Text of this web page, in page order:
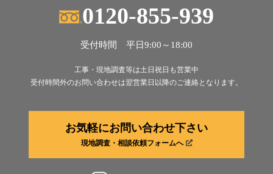
0120-855-939
受付時間 平日9:00～18:00
工事・現地調査等は土日祝日も営業中
受付時間外のお問い合わせは翌営業日以降のご連絡となります。
お気軽にお問い合わせ下さい
現地調査・相談依頼フォームへ